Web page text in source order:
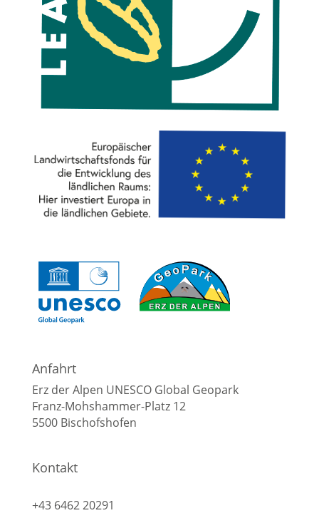
Anfahrt
Erz der Alpen UNESCO Global Geopark
Franz-Mohshammer-Platz 12
5500 Bischofshofen
Kontakt
+43 6462 20291